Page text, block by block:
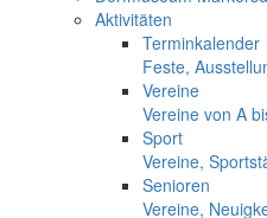
Aktivitäten
Terminkalender
Feste,
Vereine
Vereine von A
Sport
Vereine,
Senioren
Vereine,